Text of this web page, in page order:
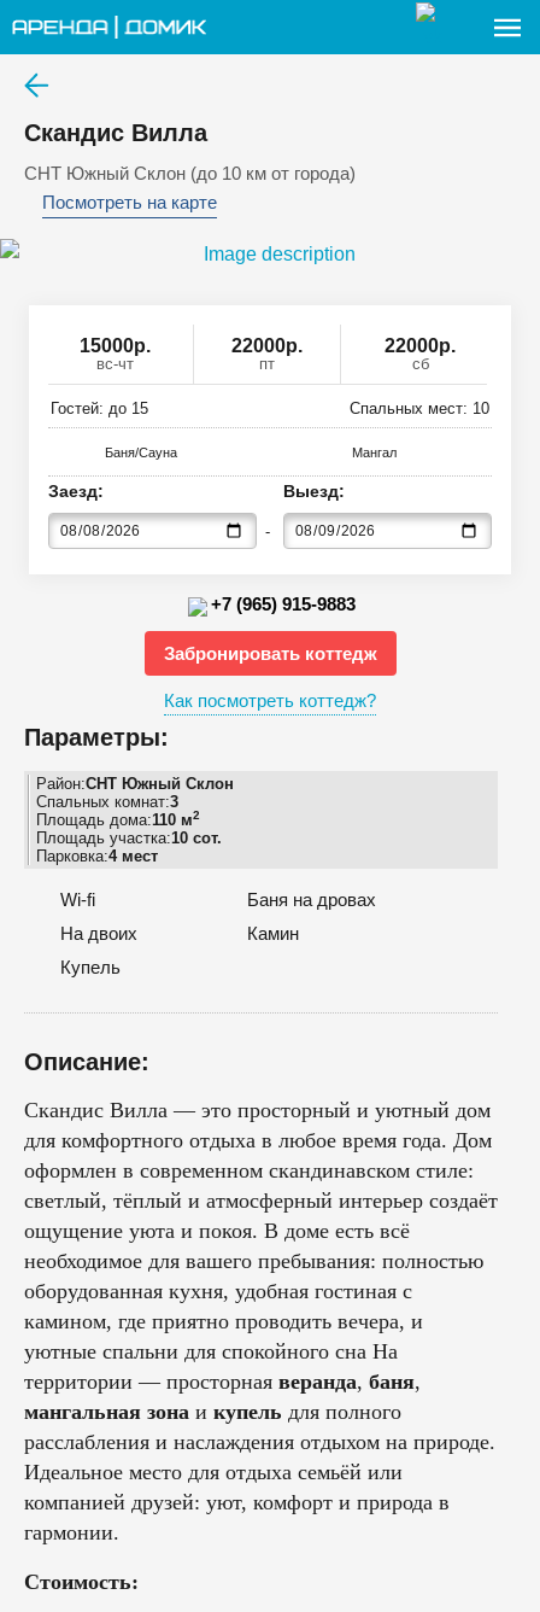
Скандис Вилла
СНТ Южный Склон (до 10 км от города)
Посмотреть на карте
15000р.
вс-чт
22000р.
пт
22000р.
сб
Гостей: до 15 Спальных мест: 10
Баня/Сауна Мангал
Заезд: Выезд:
+7 (965) 915-9883
Забронировать коттедж
Как посмотреть коттедж?
Параметры:
Район:СНТ Южный Склон
Спальных комнат:3
Площадь дома:110 м2
Площадь участка:10 сот.
Парковка:4 мест
Wi-fi
Баня на дровах
На двоих
Камин
Купель
Описание:
Скандис Вилла — это просторный и уютный дом
для комфортного отдыха в любое время года. Дом
оформлен в современном скандинавском стиле:
светлый, тёплый и атмосферный интерьер создаёт
ощущение уюта и покоя. В доме есть всё
необходимое для вашего пребывания: полностью
оборудованная кухня, удобная гостиная с
камином, где приятно проводить вечера, и
уютные спальни для спокойного сна На
территории — просторная веранда, баня,
мангальная зона и купель для полного
расслабления и наслаждения отдыхом на природе.
Идеальное место для отдыха семьёй или
компанией друзей: уют, комфорт и природа в
гармонии.
Стоимость: